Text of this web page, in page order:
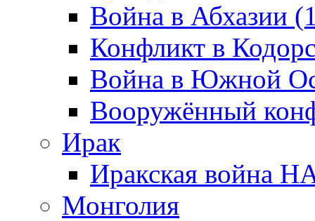
Война в Абхазии
Конфликт в
Война в Южной
Вооружённый
Ирак
Иракская война
Монголия